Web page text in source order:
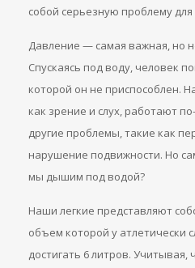
собой серьезную проблему
Давление — самая важная, но
Спускаясь под воду, человек
которой он не приспособлен.
как зрение и слух, работают
другие проблемы, такие как
нарушение подвижности. Но
мы дышим под водой?
Наши легкие представляют
объем которой у атлетически
достигать 6 литров. Учитывая,